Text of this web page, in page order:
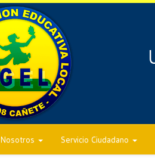
Nosotros Servicio Ciudadano